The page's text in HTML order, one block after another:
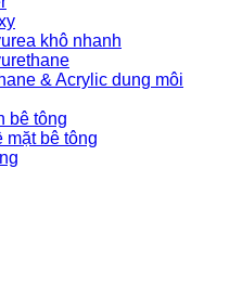
khô nhanh
& Acrylic dung môi
bê tông
mặt bê tông